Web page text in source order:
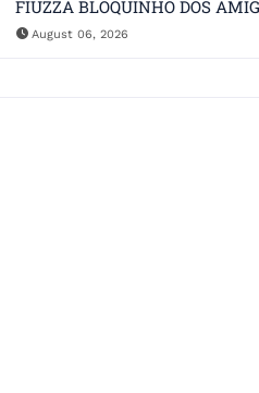
FIUZZA BLOQUINHO DOS
August 06, 2026